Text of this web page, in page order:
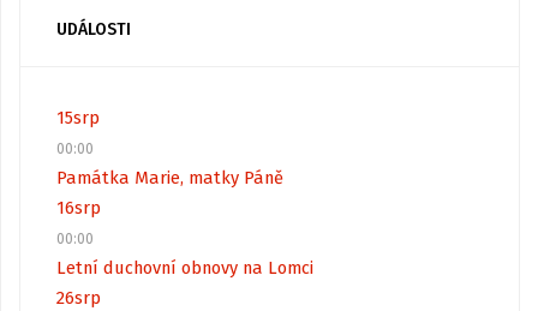
UDÁLOSTI
15srp
00:00
Památka Marie, matky Páně
16srp
00:00
Letní duchovní obnovy na Lomci
26srp